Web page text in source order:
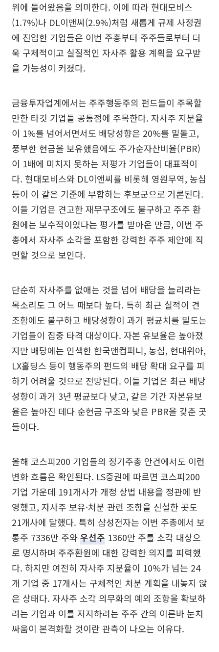
위에 들어왔음을 의미한다. 이에 따라 현대모비스
(1.7%)나 DL이앤씨(2.9%)처럼 새롭게 규제 사정권
에 진입한 기업들은 이번 주총부터 주주들로부터 더
욱 구체적이고 실질적인 자사주 활용 계획을 요구받
을 가능성이 커졌다.
금융투자업계에서는 주주행동주의 펀드들이 주목할
만한 타깃 기업들 공통점에 주목한다. 자사주 지분율
이 1%를 넘어서면서도 배당성향은 20%를 밑돌고,
풍부한 현금을 보유했음에도 주가순자산비율(PBR)
이 1배에 미치지 못하는 저평가 기업들이 대표적이
다. 현대모비스와 DL이앤씨를 비롯해 영원무역, 농심
등이 이 같은 기준에 부합하는 후보군으로 거론된다.
이들 기업은 견고한 재무구조에도 불구하고 주주 환
원에는 보수적이었다는 평가를 받아온 만큼, 이번 주
총에서 자사주 소각을 포함한 강력한 주주 제안에 직
면할 것으로 보인다.
단순히 자사주를 없애는 것을 넘어 배당을 늘리라는
목소리도 그 어느 때보다 높다. 특히 최근 실적이 견
조함에도 불구하고 배당성향이 과거 평균치를 밑도는
기업들이 집중 타격 대상이다. 자본 유보율은 높아졌
지만 배당에는 인색한 한국앤컴퍼니, 농심, 현대위아,
LX홀딩스 등이 행동주의 펀드의 배당 확대 요구를 피
하기 어려울 것으로 전망된다. 이들 기업은 최근 배당
성향이 과거 3년 평균보다 낮고, 같은 기간 자본유보
율은 높아진 데다 순현금 구조와 낮은 PBR을 갖춘 곳
들이다.
올해 코스피200 기업들의 정기주총 안건에서도 이런
변화 흐름은 확인된다. LS증권에 따르면 코스피200
기업 가운데 191개사가 개정 상법 내용을 정관에 반
영했고, 자사주 보유·처분 관련 조항을 신설한 곳도
21개사에 달했다. 특히 삼성전자는 이번 주총에서 보
통주 7336만 주와우선주 1360만 주를 소각 대상으
로 명시하며 주주환원에 대한 강력한 의지를 피력했
다. 하지만 여전히 자사주 지분율이 10%가 넘는 24
개 기업 중 17개사는 구체적인 처분 계획을 내놓지 않
은 상태다. 자사주 소각 의무화의 예외 조항을 확보하
려는 기업과 이를 저지하려는 주주 간의 이른바 눈치
싸움이 본격화할 것이란 관측이 나오는 이유다.